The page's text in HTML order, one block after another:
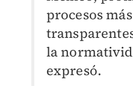
procesos
la
expresó.